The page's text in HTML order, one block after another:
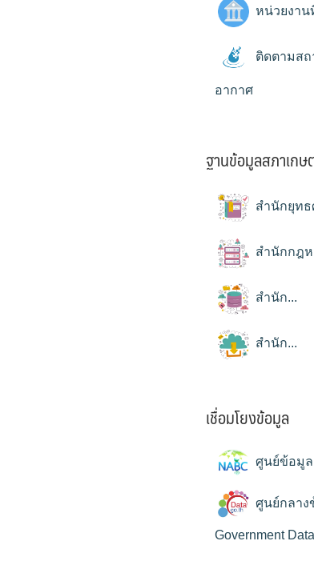
หน่วยงาน
ติดตามส
อากาศ
ฐานข้อมูลสภาเก
สำนักยุทธ
สำนักกฎ
สำนัก...
สำนัก...
เชื่อมโยงข้อมูล
ศูนย์ข้อมูล
ศูนย์กลาง
Government Data